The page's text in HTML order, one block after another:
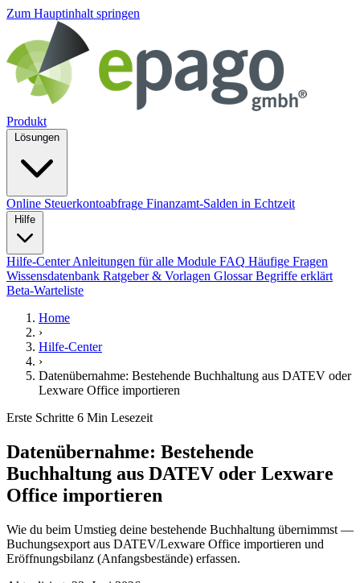
Zum Hauptinhalt springen
Produkt
Online Steuerkontoabfrage Finanzamt-Salden in Echtzeit
Hilfe-Center Anleitungen für alle Module FAQ Häufige Fragen
Wissensdatenbank Ratgeber & Vorlagen Glossar Begriffe erklärt
Beta-Warteliste
Home
›
Hilfe-Center
›
Datenübernahme: Bestehende Buchhaltung aus DATEV oder
Lexware Office importieren
Erste Schritte 6 Min Lesezeit
Datenübernahme: Bestehende
Buchhaltung aus DATEV oder Lexware
Office importieren
Wie du beim Umstieg deine bestehende Buchhaltung übernimmst —
Buchungsexport aus DATEV/Lexware Office importieren und
Eröffnungsbilanz (Anfangsbestände) erfassen.